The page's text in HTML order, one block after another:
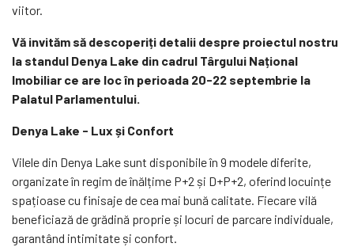
viitor.
Vă invităm să descoperiți detalii despre proiectul nostru
la standul Denya Lake din cadrul Târgului Național
Imobiliar ce are loc în perioada 20-22 septembrie la
Palatul Parlamentului.
Denya Lake - Lux și Confort
Vilele din Denya Lake sunt disponibile în 9 modele diferite,
organizate în regim de înălțime P+2 și D+P+2, oferind locuințe
spațioase cu finisaje de cea mai bună calitate. Fiecare vilă
beneficiază de grădină proprie și locuri de parcare individuale,
garantând intimitate și confort.